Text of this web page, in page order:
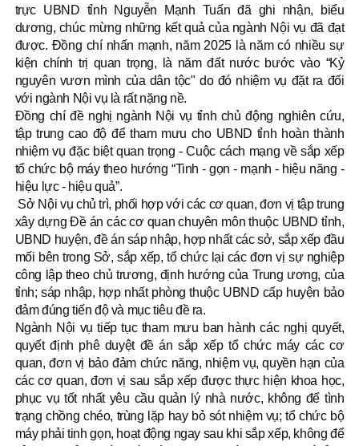
trực UBND tỉnh Nguyễn Mạnh Tuấn đã ghi nhận, biểu
dương, chúc mừng những kết quả của ngành Nội vụ đã đạt
được. Đồng chí nhấn mạnh, năm 2025 là năm có nhiều sự
kiện chính trị quan trọng, là năm đất nước bước vào “Kỷ
nguyên vươn mình của dân tộc" do đó nhiệm vụ đặt ra đối
với ngành Nội vụ là rất nặng nề.
Đồng chí đề nghị ngành Nội vụ tỉnh chủ động nghiên cứu,
tập trung cao độ để tham mưu cho UBND tỉnh hoàn thành
nhiệm vụ đặc biệt quan trọng - Cuộc cách mạng về sắp xếp
tổ chức bộ máy theo hướng “Tinh - gọn - mạnh - hiệu năng -
hiệu lực - hiệu quả”.
Sở Nội vụ chủ trì, phối hợp với các cơ quan, đơn vị tập trung
xây dựng Đề án các cơ quan chuyên môn thuộc UBND tỉnh,
UBND huyện, đề án sáp nhập, hợp nhất các sở, sắp xếp đầu
mối bên trong Sở, sắp xếp, tổ chức lại các đơn vị sự nghiệp
công lập theo chủ trương, định hướng của Trung ương, của
tỉnh; sáp nhập, hợp nhất phòng thuộc UBND cấp huyện bảo
đảm đúng tiến độ và mục tiêu đề ra.
Ngành Nội vụ tiếp tục tham mưu ban hành các nghị quyết,
quyết định phê duyệt đề án sắp xếp tổ chức máy các cơ
quan, đơn vị bảo đảm chức năng, nhiệm vụ, quyền hạn của
các cơ quan, đơn vị sau sắp xếp được thực hiện khoa học,
phục vụ tốt nhất yêu cầu quản lý nhà nước, không để tình
trạng chồng chéo, trùng lặp hay bỏ sót nhiệm vụ; tổ chức bộ
máy phải tinh gọn, hoạt động ngay sau khi sắp xếp, không để